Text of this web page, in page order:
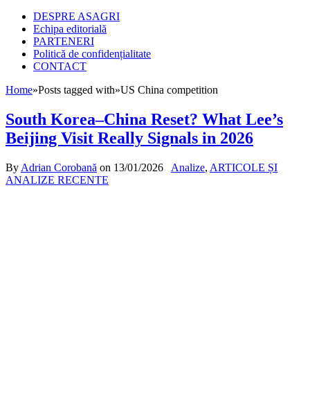
DESPRE ASAGRI
Echipa editorială
PARTENERI
Politică de confidențialitate
CONTACT
Home»Posts tagged with»US China competition
South Korea–China Reset? What Lee’s
Beijing Visit Really Signals in 2026
By Adrian Corobană on 13/01/2026 Analize, ARTICOLE ȘI
ANALIZE RECENTE